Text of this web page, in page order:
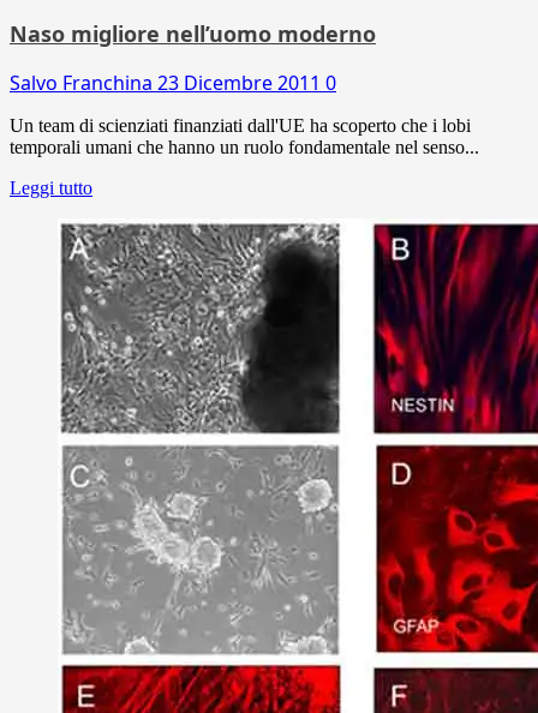
Naso migliore nell’uomo moderno
Salvo Franchina 23 Dicembre 2011 0
Un team di scienziati finanziati dall'UE ha scoperto che i lobi
temporali umani che hanno un ruolo fondamentale nel senso...
Leggi tutto